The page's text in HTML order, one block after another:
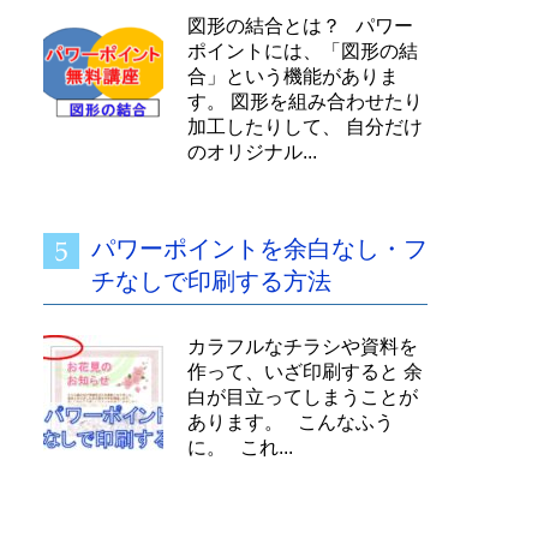
図形の結合とは？ パワー
ポイントには、「図形の結
合」という機能がありま
す。 図形を組み合わせたり
加工したりして、 自分だけ
のオリジナル...
パワーポイントを余白なし・フ
チなしで印刷する方法
カラフルなチラシや資料を
作って、いざ印刷すると 余
白が目立ってしまうことが
あります。 こんなふう
に。 これ...